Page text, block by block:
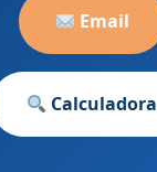
Email
Calculadora